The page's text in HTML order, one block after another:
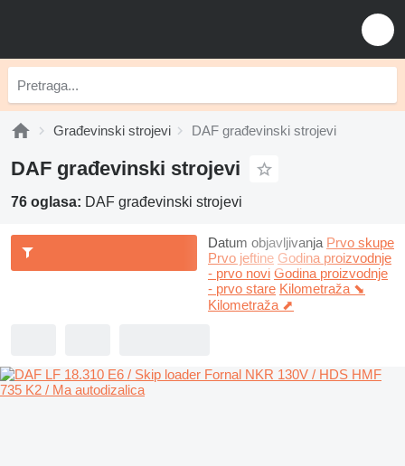
Građevinski strojevi DAF građevinski strojevi
DAF građevinski strojevi
76 oglasa: DAF građevinski strojevi
Datum objavljivanja Prvo skupe
Prvo jeftine Godina proizvodnje
- prvo novi Godina proizvodnje
- prvo stare Kilometraža ⬊
Kilometraža ⬈